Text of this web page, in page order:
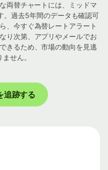
両替チャートには、ミッドマ
。過去5年間のデータも確認可
、今すぐ為替レートアラート
り次第、アプリやメールでお
きるため、市場の動向を見逃
せん。
追跡する